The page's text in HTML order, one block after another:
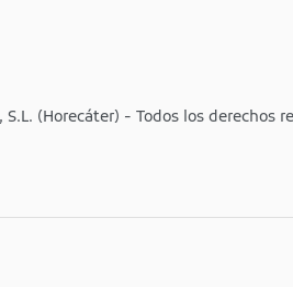
S.L. (Horecáter) - Todos los derechos